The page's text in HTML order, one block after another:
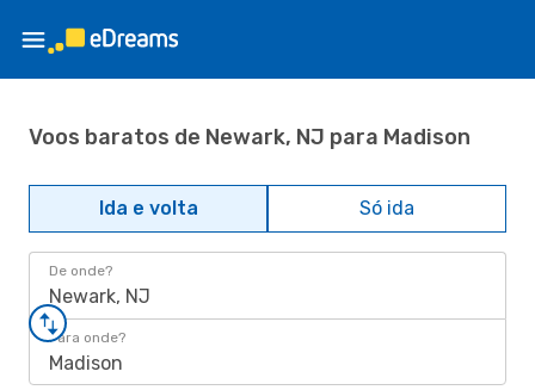
Voos baratos de Newark, NJ para Madison
Ida e volta Só ida
De onde?
Newark, NJ
Para onde?
Madison